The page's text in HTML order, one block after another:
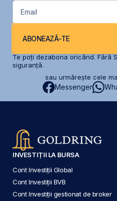
Email
ABONEAZĂ-TE
Te poți dezabona oricând. Fără
siguranță.
sau urmărește cele
Messenger
INVESTIȚII LA BURSA
Cont Investiții Global
Cont Investiții BVB
Cont Investiții gestionat de broker